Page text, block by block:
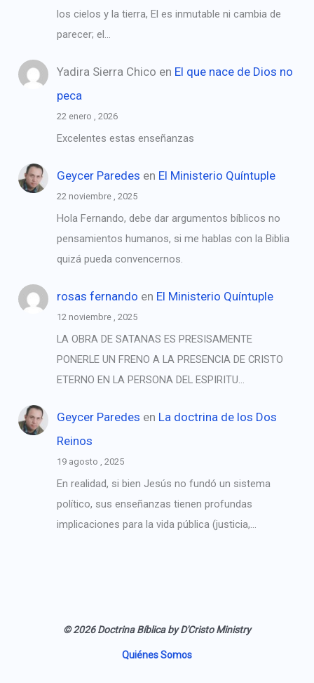
los cielos y la tierra, El es inmutable ni cambia de
parecer; el…
Yadira Sierra Chico en El que nace de Dios no
peca
22 enero , 2026
Excelentes estas enseñanzas
Geycer Paredes en El Ministerio Quíntuple
22 noviembre , 2025
Hola Fernando, debe dar argumentos bíblicos no
pensamientos humanos, si me hablas con la Biblia
quizá pueda convencernos.
rosas fernando en El Ministerio Quíntuple
12 noviembre , 2025
LA OBRA DE SATANAS ES PRESISAMENTE
PONERLE UN FRENO A LA PRESENCIA DE CRISTO
ETERNO EN LA PERSONA DEL ESPIRITU…
Geycer Paredes en La doctrina de los Dos
Reinos
19 agosto , 2025
En realidad, si bien Jesús no fundó un sistema
político, sus enseñanzas tienen profundas
implicaciones para la vida pública (justicia,…
© 2026 Doctrina Bíblica by D'Cristo Ministry
Quiénes Somos